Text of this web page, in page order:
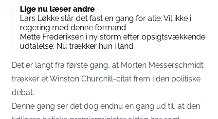
Lige nu læser andre
Lars Løkke slår det fast en gang for alle: Vil ikke i
regering med denne formand
Mette Frederiksen i ny storm efter opsigtsvækkende
udtalelse: Nu trækker hun i land
Det er langt fra første gang, at Morten Messerschmidt
trækker et Winston Churchill-citat frem i den politiske
debat.
Denne gang ser det dog endnu en gang ud til, at den